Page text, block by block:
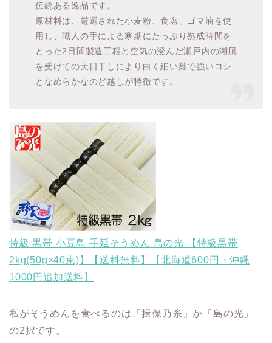
伝統ある逸品です。
原材料は、厳選された小麦粉、食塩、ゴマ油を使
用し、職人の手による寒期にたっぷり熟成時間を
とった2日間製造工程と空気の澄んだ瀬戸内の潮風
を受けての天日干しにより白く細い麺で強いコシ
となめらかなのど越しが特徴です。
特級 黒帯 小豆島 手延そうめん 島の光 【特級黒帯
2kg(50g×40束)】【送料無料】【北海道600円・沖縄
1000円追加送料】
私がそうめんを食べるのは「揖保乃糸」か「島の光」
の2択です。